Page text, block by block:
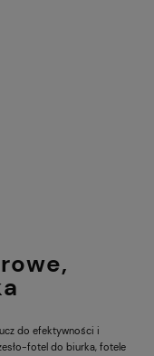
do efektywności i
fotel do biurka, fotele